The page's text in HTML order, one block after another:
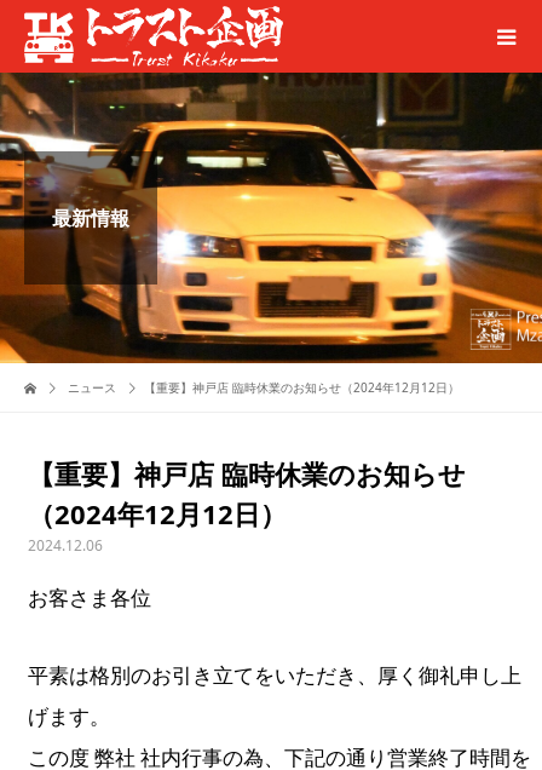
最新情報
ニュース 【重要】神戸店 臨時休業のお知らせ（2024年12月12日）
【重要】神戸店 臨時休業のお知らせ
（2024年12月12日）
2024.12.06
お客さま各位
平素は格別のお引き立てをいただき、厚く御礼申し上
げます。
この度 弊社 社内行事の為、下記の通り営業終了時間を